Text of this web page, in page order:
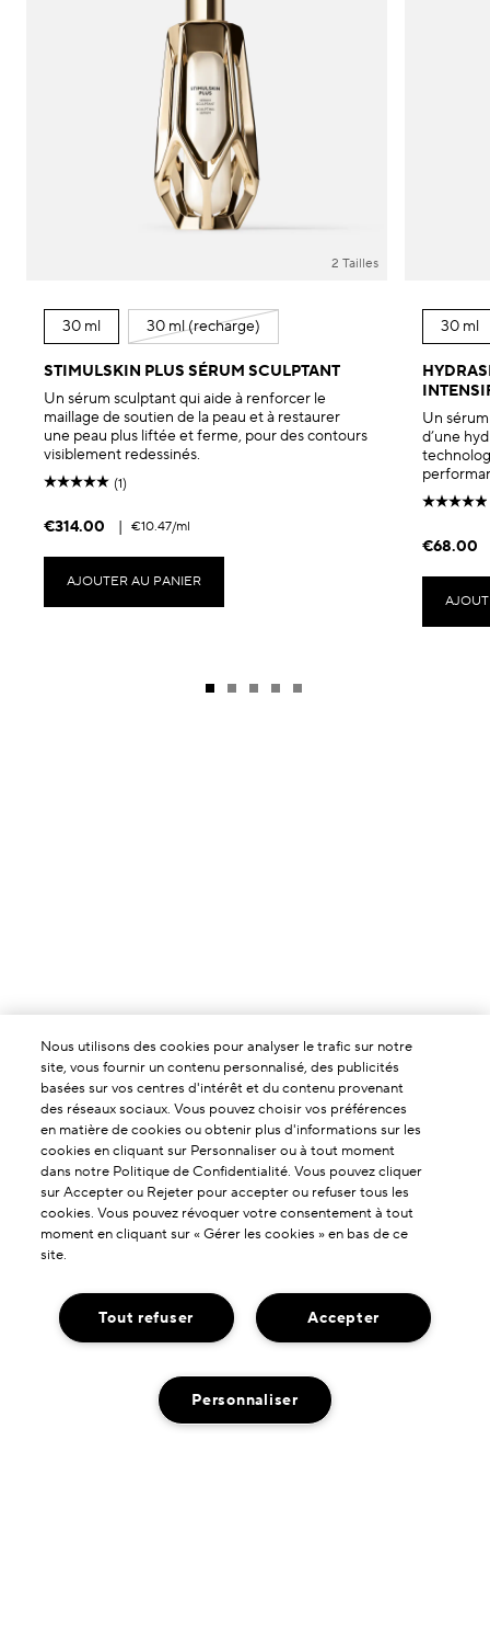
2 Tailles
30 ml 30 ml (recharge)
STIMULSKIN PLUS SÉRUM SCULPTANT
Un sérum sculptant qui aide à renforcer le
maillage de soutien de la peau et à restaurer
une peau plus liftée et ferme, pour des contours
visiblement redessinés.
(1)
€314.00 €10.47/ml
AJOUTER AU PANIER
30 ml
Un
d’une
€68.00
Notre Histoire
Livraison Neutre en Carbone
SERVICES & AIDES
Contacter le Fabricant
Nous utilisons des cookies pour analyser le trafic sur notre
site, vous fournir un contenu personnalisé, des publicités
basées sur vos centres d'intérêt et du contenu provenant
des réseaux sociaux. Vous pouvez choisir vos préférences
en matière de cookies ou obtenir plus d'informations sur les
cookies en cliquant sur Personnaliser ou à tout moment
dans notre Politique de Confidentialité. Vous pouvez cliquer
sur Accepter ou Rejeter pour accepter ou refuser tous les
cookies. Vous pouvez révoquer votre consentement à tout
moment en cliquant sur « Gérer les cookies » en bas de ce
site.
Accepter
Tout refuser
Personnaliser